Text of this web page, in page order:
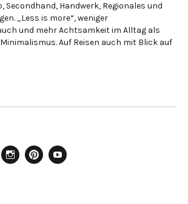
Secondhand, Handwerk, Regionales und
„Less is more“, weniger
und mehr Achtsamkeit im Alltag als
Auf Reisen auch mit Blick auf